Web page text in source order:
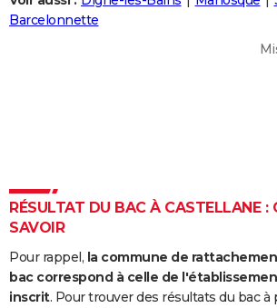
Destinations
City break
Voyage nature
Voyage de noces
Forum
Climat
+
PHOTO
Dictionnaire
Biographies
Citations
Expressions
Proverbes
PROGRAMME TV
S'inscrire
Se connecter
Lycées
Collèges
Primaires
Universités
Entreprises
Service militaire
Avis de recherche
AVIS DE DÉCÈS
Barcelonnette
RÉSULTAT DU BAC À CASTELLANE :
SAVOIR
Pour rappel, la commune de
bac correspond à celle de
inscrit. Pour trouver des résultats du bac